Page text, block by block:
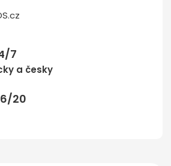
7
a česky
20